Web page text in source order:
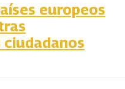
europeos